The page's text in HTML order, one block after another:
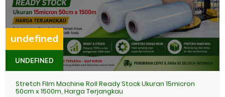
undefined
UNDEFINED
Stretch Film Machine Roll Ready Stock Ukuran 15micron
50cm x 1500m, Harga Terjangkau